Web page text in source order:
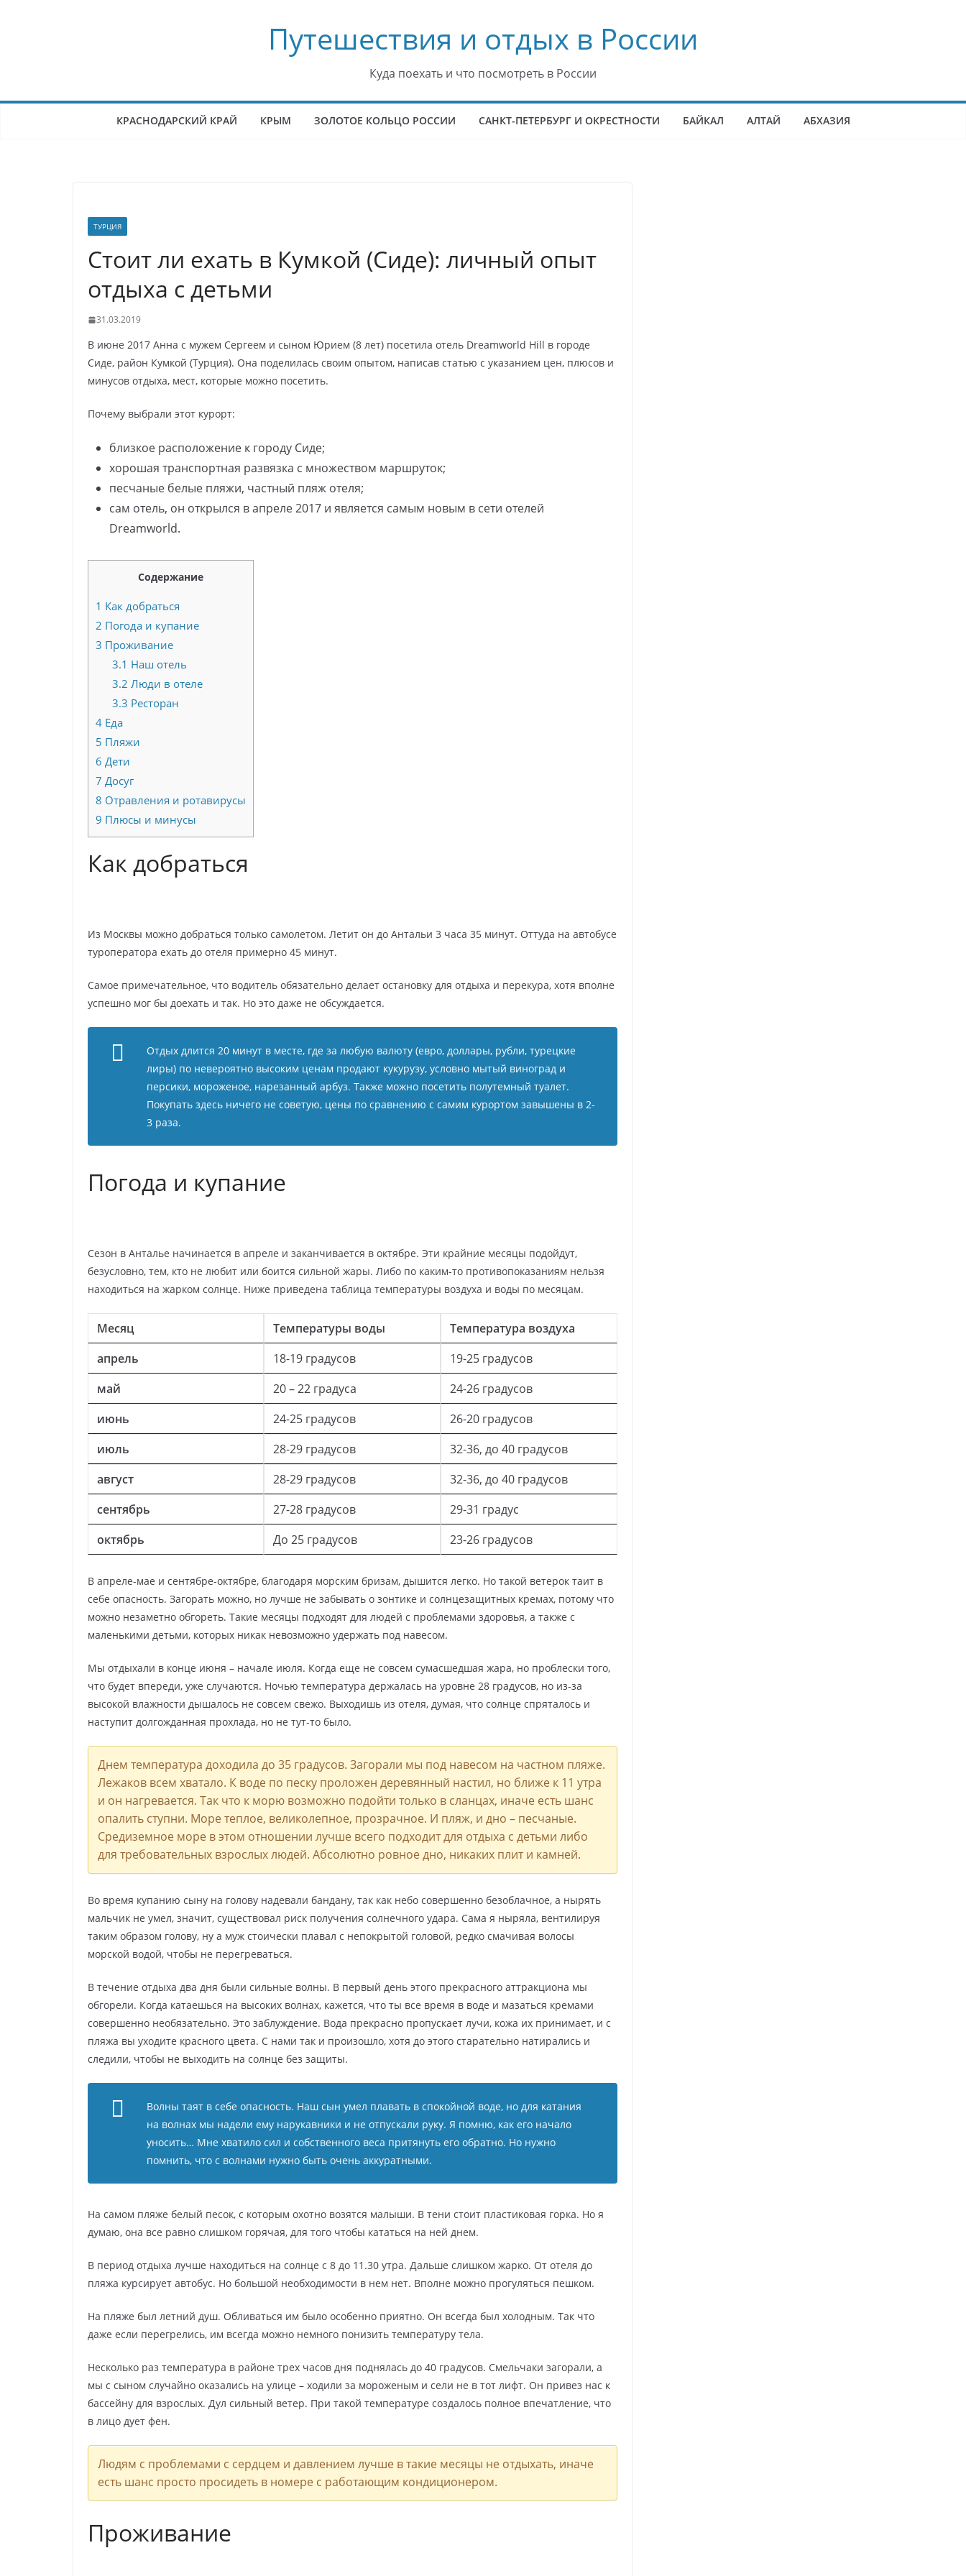
Путешествия и отдых в России
Куда поехать и что посмотреть в России
КРАСНОДАРСКИЙ КРАЙ КРЫМ ЗОЛОТОЕ КОЛЬЦО РОССИИ САНКТ-ПЕТЕРБУРГ И ОКРЕСТНОСТИ БАЙКАЛ АЛТАЙ АБХАЗИЯ
ТУРЦИЯ
Стоит ли ехать в Кумкой (Сиде): личный опыт
отдыха с детьми
31.03.2019
В июне 2017 Анна с мужем Сергеем и сыном Юрием (8 лет) посетила отель Dreamworld Hill в городе
Сиде, район Кумкой (Турция). Она поделилась своим опытом, написав статью с указанием цен, плюсов и
минусов отдыха, мест, которые можно посетить.
Почему выбрали этот курорт:
близкое расположение к городу Сиде;
хорошая транспортная развязка с множеством маршруток;
песчаные белые пляжи, частный пляж отеля;
сам отель, он открылся в апреле 2017 и является самым новым в сети отелей
Dreamworld.
Содержание
1 Как добраться
2 Погода и купание
3 Проживание
3.1 Наш отель
3.2 Люди в отеле
3.3 Ресторан
4 Еда
5 Пляжи
6 Дети
7 Досуг
8 Отравления и ротавирусы
9 Плюсы и минусы
Как добраться
Из Москвы можно добраться только самолетом. Летит он до Антальи 3 часа 35 минут. Оттуда на автобусе
туроператора ехать до отеля примерно 45 минут.
Самое примечательное, что водитель обязательно делает остановку для отдыха и перекура, хотя вполне
успешно мог бы доехать и так. Но это даже не обсуждается.
Отдых длится 20 минут в месте, где за любую валюту (евро, доллары, рубли, турецкие
лиры) по невероятно высоким ценам продают кукурузу, условно мытый виноград и
персики, мороженое, нарезанный арбуз. Также можно посетить полутемный туалет.
Покупать здесь ничего не советую, цены по сравнению с самим курортом завышены в 2-
3 раза.
Погода и купание
Сезон в Анталье начинается в апреле и заканчивается в октябре. Эти крайние месяцы подойдут,
безусловно, тем, кто не любит или боится сильной жары. Либо по каким-то противопоказаниям нельзя
находиться на жарком солнце. Ниже приведена таблица температуры воздуха и воды по месяцам.
Месяц Температуры воды
Температура воздуха
апрель
18-19 градусов
19-25 градусов
май
20 – 22 градуса
24-26 градусов
июнь
24-25 градусов
26-20 градусов
июль
28-29 градусов
32-36, до 40 градусов
август
28-29 градусов
32-36, до 40 градусов
сентябрь
27-28 градусов
29-31 градус
октябрь
До 25 градусов 23-26 градусов
В апреле-мае и сентябре-октябре, благодаря морским бризам, дышится легко. Но такой ветерок таит в
себе опасность. Загорать можно, но лучше не забывать о зонтике и солнцезащитных кремах, потому что
можно незаметно обгореть. Такие месяцы подходят для людей с проблемами здоровья, а также с
маленькими детьми, которых никак невозможно удержать под навесом.
Мы отдыхали в конце июня – начале июля. Когда еще не совсем сумасшедшая жара, но проблески того,
что будет впереди, уже случаются. Ночью температура держалась на уровне 28 градусов, но из-за
высокой влажности дышалось не совсем свежо. Выходишь из отеля, думая, что солнце спряталось и
наступит долгожданная прохлада, но не тут-то было.
Днем температура доходила до 35 градусов. Загорали мы под навесом на частном пляже.
Лежаков всем хватало. К воде по песку проложен деревянный настил, но ближе к 11 утра
и он нагревается. Так что к морю возможно подойти только в сланцах, иначе есть шанс
опалить ступни. Море теплое, великолепное, прозрачное. И пляж, и дно – песчаные.
Средиземное море в этом отношении лучше всего подходит для отдыха с детьми либо
для требовательных взрослых людей. Абсолютно ровное дно, никаких плит и камней.
Во время купанию сыну на голову надевали бандану, так как небо совершенно безоблачное, а нырять
мальчик не умел, значит, существовал риск получения солнечного удара. Сама я ныряла, вентилируя
таким образом голову, ну а муж стоически плавал с непокрытой головой, редко смачивая волосы
морской водой, чтобы не перегреваться.
В течение отдыха два дня были сильные волны. В первый день этого прекрасного аттракциона мы
обгорели. Когда катаешься на высоких волнах, кажется, что ты все время в воде и мазаться кремами
совершенно необязательно. Это заблуждение. Вода прекрасно пропускает лучи, кожа их принимает, и с
пляжа вы уходите красного цвета. С нами так и произошло, хотя до этого старательно натирались и
следили, чтобы не выходить на солнце без защиты.
Волны таят в себе опасность. Наш сын умел плавать в спокойной воде, но для катания
на волнах мы надели ему нарукавники и не отпускали руку. Я помню, как его начало
уносить… Мне хватило сил и собственного веса притянуть его обратно. Но нужно
помнить, что с волнами нужно быть очень аккуратными.
На самом пляже белый песок, с которым охотно возятся малыши. В тени стоит пластиковая горка. Но я
думаю, она все равно слишком горячая, для того чтобы кататься на ней днем.
В период отдыха лучше находиться на солнце с 8 до 11.30 утра. Дальше слишком жарко. От отеля до
пляжа курсирует автобус. Но большой необходимости в нем нет. Вполне можно прогуляться пешком.
На пляже был летний душ. Обливаться им было особенно приятно. Он всегда был холодным. Так что
даже если перегрелись, им всегда можно немного понизить температуру тела.
Несколько раз температура в районе трех часов дня поднялась до 40 градусов. Смельчаки загорали, а
мы с сыном случайно оказались на улице – ходили за мороженым и сели не в тот лифт. Он привез нас к
бассейну для взрослых. Дул сильный ветер. При такой температуре создалось полное впечатление, что
в лицо дует фен.
Людям с проблемами с сердцем и давлением лучше в такие месяцы не отдыхать, иначе
есть шанс просто просидеть в номере с работающим кондиционером.
Проживание